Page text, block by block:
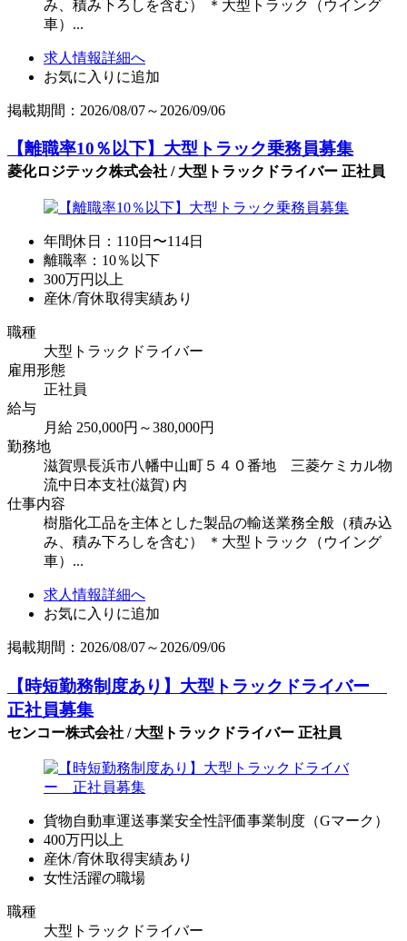
み、積み下ろしを含む） ＊大型トラック（ウイング
車）...
求人情報詳細へ
お気に入りに追加
掲載期間：2026/08/07～2026/09/06
【離職率10％以下】大型トラック乗務員募集
菱化ロジテック株式会社 / 大型トラックドライバー 正社員
年間休日：110日〜114日
離職率：10％以下
300万円以上
産休/育休取得実績あり
職種
大型トラックドライバー
雇用形態
正社員
給与
月給 250,000円～380,000円
勤務地
滋賀県長浜市八幡中山町５４０番地 三菱ケミカル物
流中日本支社(滋賀) 内
仕事内容
樹脂化工品を主体とした製品の輸送業務全般（積み込
み、積み下ろしを含む） ＊大型トラック（ウイング
車）...
求人情報詳細へ
お気に入りに追加
掲載期間：2026/08/07～2026/09/06
【時短勤務制度あり】大型トラックドライバー
正社員募集
センコー株式会社 / 大型トラックドライバー 正社員
貨物自動車運送事業安全性評価事業制度（Gマーク）
400万円以上
産休/育休取得実績あり
女性活躍の職場
職種
大型トラックドライバー